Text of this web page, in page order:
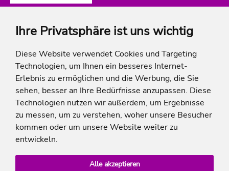
Ihre Privatsphäre ist uns wichtig
Diese Website verwendet Cookies und Targeting
Technologien, um Ihnen ein besseres Internet-
Erlebnis zu ermöglichen und die Werbung, die Sie
sehen, besser an Ihre Bedürfnisse anzupassen. Diese
Technologien nutzen wir außerdem, um Ergebnisse
zu messen, um zu verstehen, woher unsere Besucher
kommen oder um unsere Website weiter zu
entwickeln.
Alle akzeptieren
ich-will-familienurlaub
Rechtliches
auf die Summe der Preise der Einzelleistungen.
**Streichpreise beziehen sich auf die ursprünglichen Preise des Reiseveranstalters.